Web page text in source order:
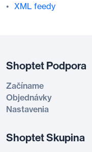
XML feedy
Shoptet Podpora
Začíname
Objednávky
Nastavenia
Shoptet Skupina